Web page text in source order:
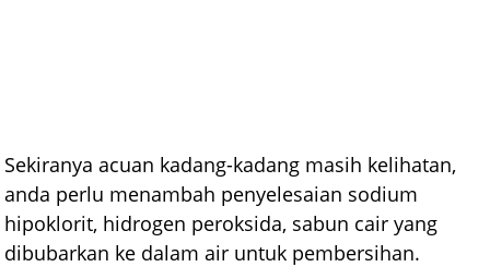
Sekiranya acuan kadang-kadang masih kelihatan,
anda perlu menambah penyelesaian sodium
hipoklorit, hidrogen peroksida, sabun cair yang
dibubarkan ke dalam air untuk pembersihan.